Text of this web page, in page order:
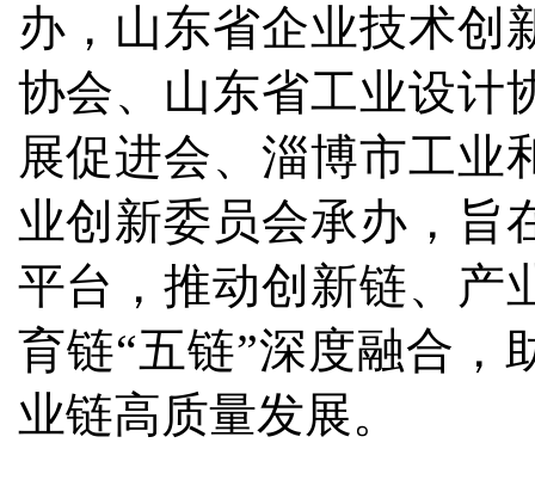
办，山东省企业技术创
协会、山东省工业设计
展促进会、淄博市工业
业创新委员会承办，旨
平台，推动创新链、产
育链“五链”深度融合，
业链高质量发展。